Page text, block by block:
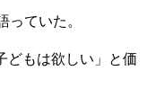
っていた。
どもは欲しい」と価